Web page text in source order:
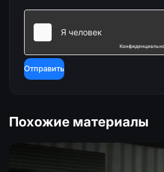
Отправить
Похожие материалы